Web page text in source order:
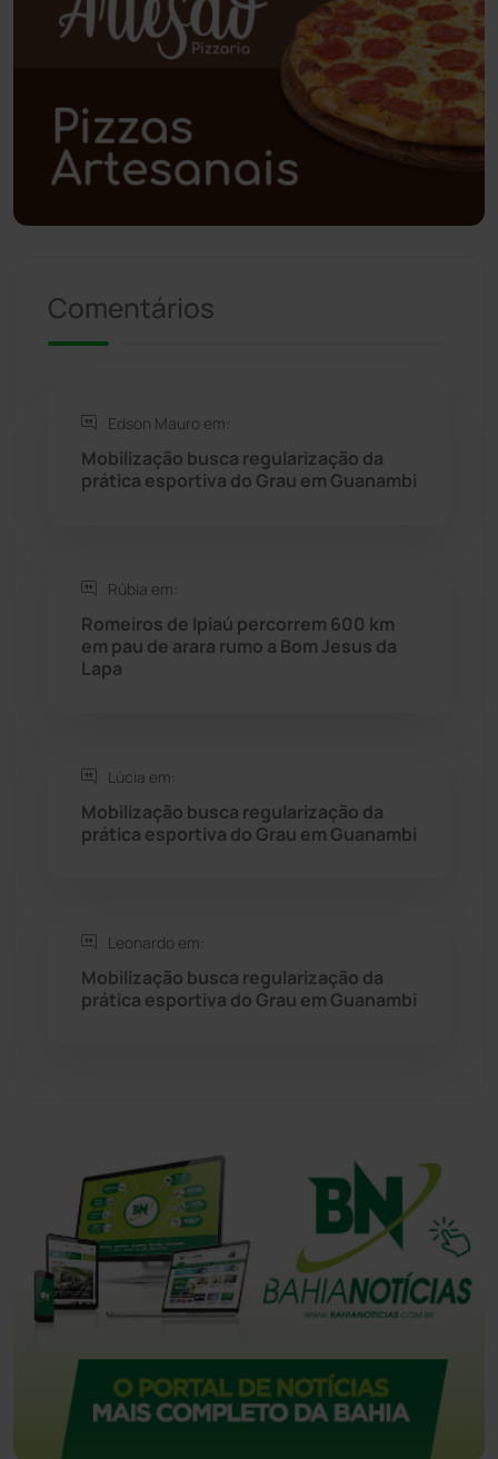
Polícia Civil (55)
Polícia Militar (27)
Política
Riacho de Santana
Rio do Antônio
Rio do Pires (97)
Seabra
Sebastião Laranjeiras
Tecnologia
Comentários
Edson Mauro em:
Mobilização busca regularização da
prática esportiva do Grau em Guanambi
Rúbia em:
Romeiros de Ipiaú percorrem 600 km
em pau de arara rumo a Bom Jesus da
Lapa
Lúcia em:
Mobilização busca regularização da
prática esportiva do Grau em Guanambi
Leonardo em:
Mobilização busca regularização da
prática esportiva do Grau em Guanambi